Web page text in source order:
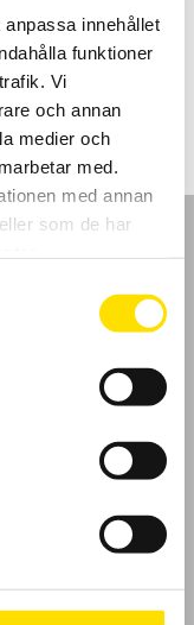
innehållet
funktioner
Vi
och annan
medier och
med.
med annan
som de har
upp till 150 A AC.
LÄS MER